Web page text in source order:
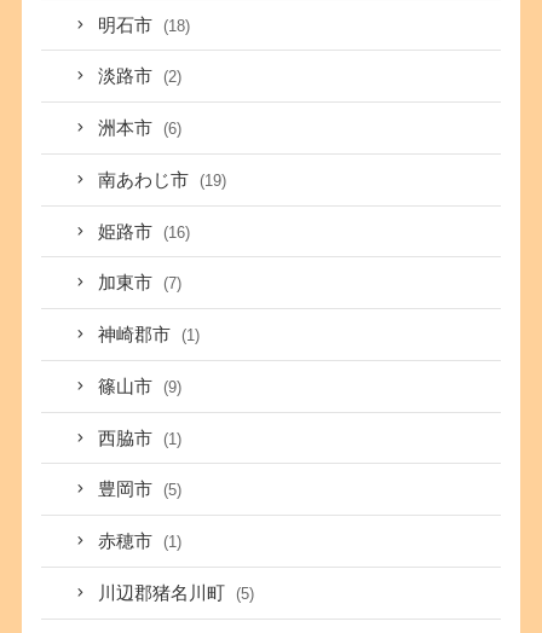
明石市 (18)
淡路市 (2)
洲本市 (6)
南あわじ市 (19)
姫路市 (16)
加東市 (7)
神崎郡市 (1)
篠山市 (9)
西脇市 (1)
豊岡市 (5)
赤穂市 (1)
川辺郡猪名川町 (5)